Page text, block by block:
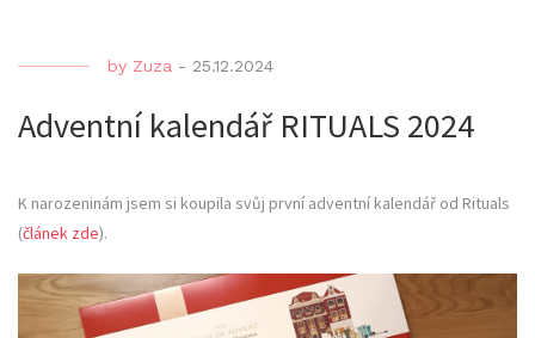
by Zuza - 25.12.2024
Adventní kalendář RITUALS 2024
K narozeninám jsem si koupila svůj první adventní kalendář od Rituals
(článek zde).